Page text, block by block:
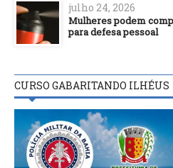
julho 24, 2026
Mulheres podem
para defesa pessoal
CURSO GABARITANDO ILHÉUS